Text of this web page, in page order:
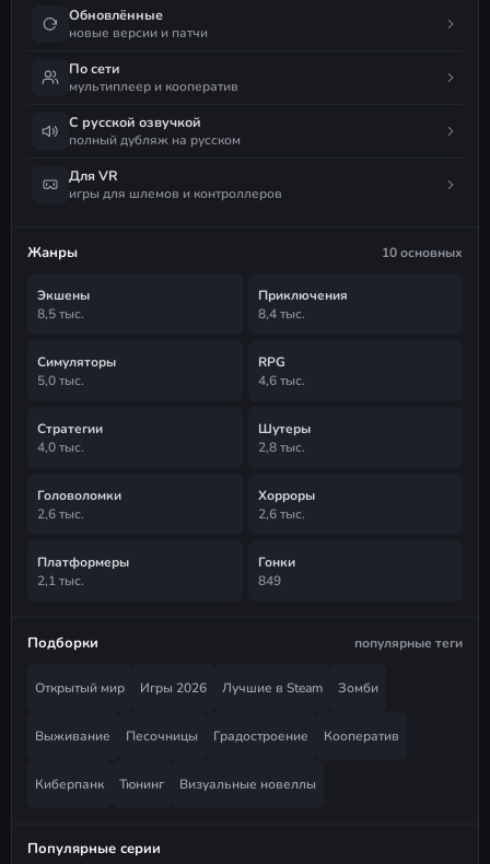
Обновлённые
новые версии и патчи
По сети
мультиплеер и кооператив
С русской озвучкой
полный дубляж на русском
Для VR
игры для шлемов и контроллеров
Жанры 10 основных
Экшены
8,5 тыс.
Приключения
8,4 тыс.
Симуляторы
5,0 тыс.
RPG
4,6 тыс.
Стратегии
4,0 тыс.
Шутеры
2,8 тыс.
Головоломки
2,6 тыс.
Хорроры
2,6 тыс.
Платформеры
2,1 тыс.
Гонки
849
Подборки популярные теги
Открытый мир Игры 2026 Лучшие в Steam Зомби
Выживание Песочницы Градостроение Кооператив
Киберпанк Тюнинг Визуальные новеллы
Популярные серии